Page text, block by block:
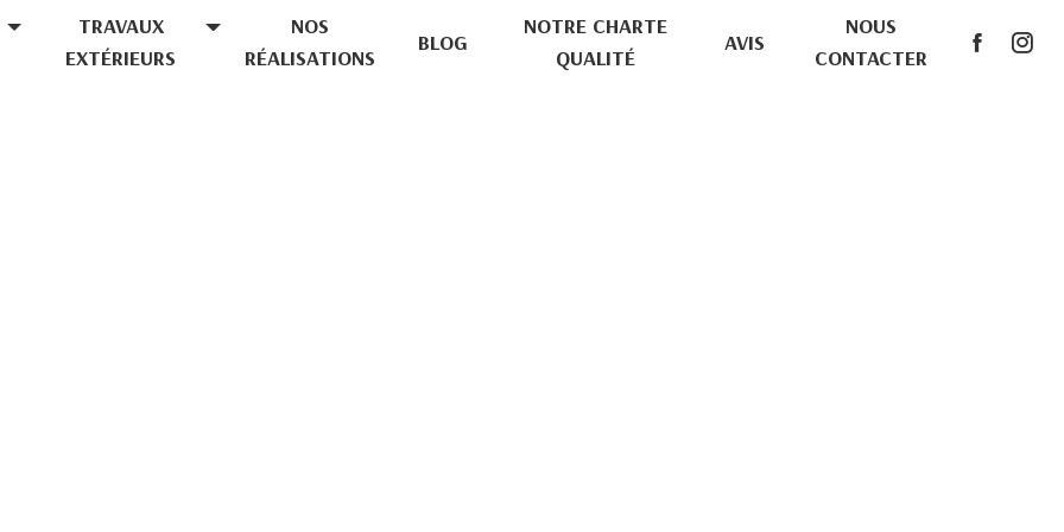
TRAVAUX
EXTÉRIEURS
NOS
RÉALISATIONS
BLOG
NOTRE CHARTE
QUALITÉ
AVIS
NOUS
CONTACTER